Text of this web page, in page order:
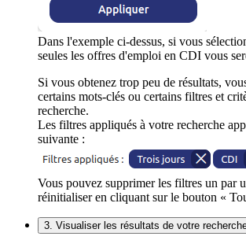
Dans l'exemple ci-dessus, si vous
seules les offres d'emploi en CDI vous
Si vous obtenez trop peu de résultats,
certains mots-clés ou certains filtres et
recherche.
Les filtres appliqués à votre recherche
suivante :
Vous pouvez supprimer les filtres un par
réinitialiser en cliquant sur le bouton «
3. Visualiser les résultats de votre